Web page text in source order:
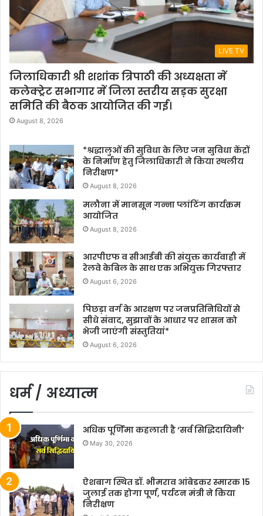
LIVE TV
जिलाधिकारी श्री शशांक त्रिपाठी की अध्यक्षता में
कलेक्ट्रेट सभागार में जिला स्तरीय सड़क सुरक्षा
समिति की बैठक आयोजित की गई।
August 8, 2026
*श्रद्धालुओं की सुविधा के लिए जन सुविधा केंद्रों
के निर्माण हेतु जिलाधिकारी ने किया स्थलीय
निरीक्षण*
August 8, 2026
मलौना में मानसून गन्ना प्लांटिंग कार्यक्रम
आयोजित
August 8, 2026
आरपीएफ व सीआईबी की संयुक्त कार्यवाही में
रेलवे केबिल के साथ एक अभियुक्त गिरफ्तार
August 6, 2026
पिछड़ा वर्ग के आरक्षण पर जनप्रतिनिधियों से
सीधे संवाद, सुझावों के आधार पर शासन को
भेजी जाएंगी संस्तुतियां*
August 6, 2026
धर्म / अध्यात्म
अधिक पूर्णिमा कहलाती है ‘सर्व सिद्धिदायिनी’
May 30, 2026
ऐशबाग स्थित डॉ. भीमराव आंबेडकर स्मारक 15
जुलाई तक होगा पूर्ण, पर्यटन मंत्री ने किया
निरीक्षण